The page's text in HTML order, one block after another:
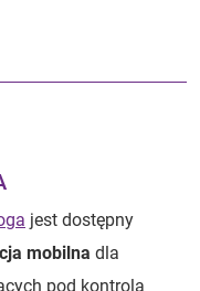
jest dostępny
mobilna dla
pod kontrolą